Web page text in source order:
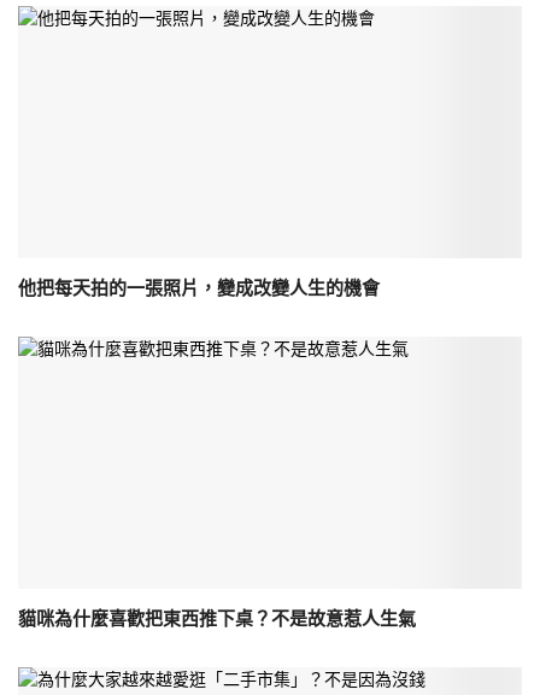
他把每天拍的一張照片，變成改變人生的機會
貓咪為什麼喜歡把東西推下桌？不是故意惹人生氣